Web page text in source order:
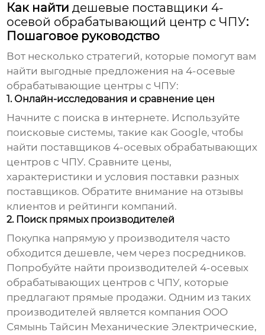
Как найтидешевые поставщики 4-
осевой обрабатывающий центр с ЧПУ:
Пошаговое руководство
Вот несколько стратегий, которые помогут вам
найти выгодные предложения на4-осевые
обрабатывающие центры с ЧПУ:
1. Онлайн-исследования и сравнение цен
Начните с поиска в интернете. Используйте
поисковые системы, такие как Google, чтобы
найти поставщиков4-осевых обрабатывающих
центров с ЧПУ. Сравните цены,
характеристики и условия поставки разных
поставщиков. Обратите внимание на отзывы
клиентов и рейтинги компаний.
2. Поиск прямых производителей
Покупка напрямую у производителя часто
обходится дешевле, чем через посредников.
Попробуйте найти производителей4-осевых
обрабатывающих центров с ЧПУ, которые
предлагают прямые продажи. Одним из таких
производителей является компания ООО
Сямынь Тайсин Механические Электрические,